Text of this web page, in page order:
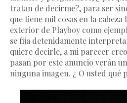
tratan de decirme?, para ser
que tiene mil cosas en la cabeza
exterior de Playboy como
se fija detenidamente
quiere decirle, a mi parecer
pasan por este anuncio verán
ninguna imagen. ¿ O usted qué